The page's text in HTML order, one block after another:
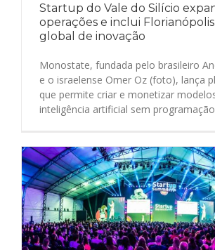
Startup do Vale do Silício
operações e inclui
global de inovação
Monostate, fundada pelo brasileiro
e o israelense Omer Oz (foto), lança
que permite criar e monetizar
inteligência artificial sem programação